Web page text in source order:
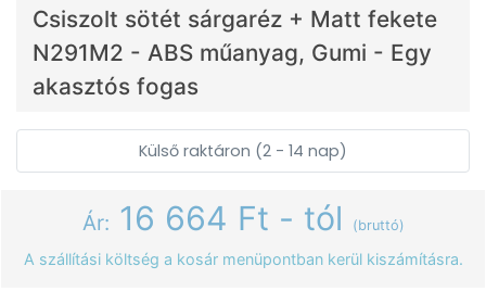
Csiszolt sötét sárgaréz + Matt fekete
N291M2 - ABS műanyag, Gumi - Egy
akasztós fogas
Külső raktáron (2 - 14 nap)
Ár: 16 664 Ft - tól (bruttó)
A szállítási költség a kosár menüpontban kerül kiszámításra.